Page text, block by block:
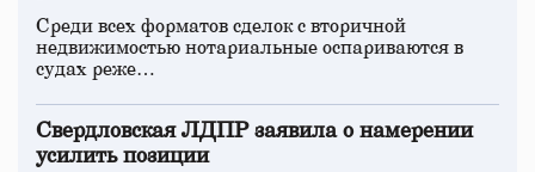
Среди всех форматов сделок с вторичной
недвижимостью нотариальные оспариваются в
судах реже…
Свердловская ЛДПР заявила о намерении
усилить позиции